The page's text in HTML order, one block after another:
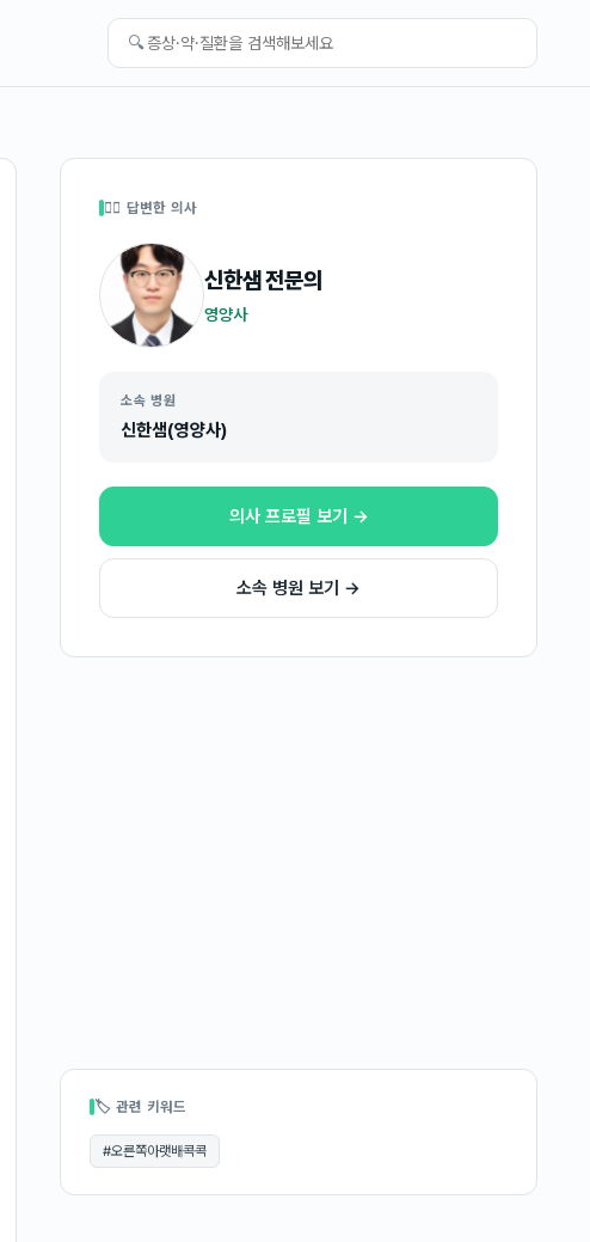
🔍
👩‍⚕️ 답변한 의사
신한샘전문의
영양사
소속 병원
신한샘(영양사)
의사 프로필 보기 →
소속 병원 보기 →
🏷 관련 키워드
#오른쪽아랫배콕콕